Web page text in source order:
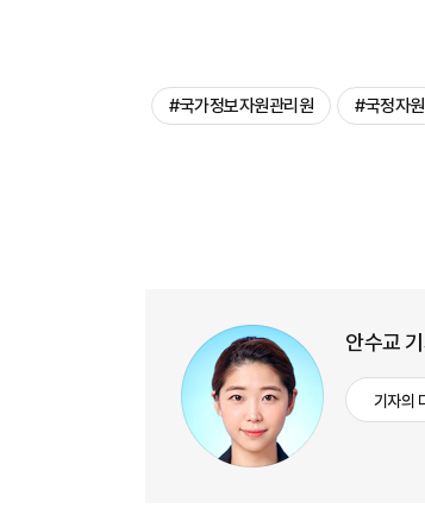
#국가정보자원관리원 #국정자원
안수교
기자의